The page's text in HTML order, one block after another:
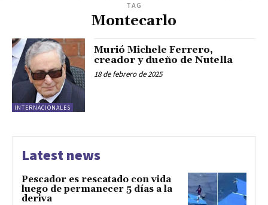
TAG
Montecarlo
INTERNACIONALES
Murió Michele Ferrero,
creador y dueño de Nutella
18 de febrero de 2025
Latest news
Pescador es rescatado con vida
luego de permanecer 5 días a la
deriva